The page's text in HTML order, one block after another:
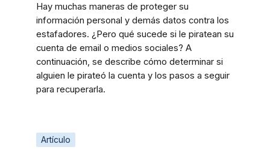
Hay muchas maneras de proteger su
información personal y demás datos contra los
estafadores. ¿Pero qué sucede si le piratean su
cuenta de email o medios sociales? A
continuación, se describe cómo determinar si
alguien le pirateó la cuenta y los pasos a seguir
para recuperarla.
Artículo